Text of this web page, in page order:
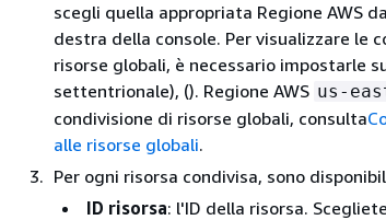
scegli quella appropriata Regione AWS
destra della console. Per visualizzare le
risorse globali, è necessario impostarle
settentrionale), (). Regione AWS us-
condivisione di risorse globali, consulta
alle risorse globali.
Per ogni risorsa condivisa, sono
ID risorsa: l'ID della risorsa.